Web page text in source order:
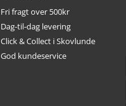
Fri fragt over 500kr
Dag-til-dag levering
Click & Collect i Skovlunde
God kundeservice